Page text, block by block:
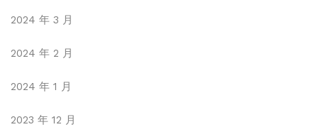
2024 年 3 月
2024 年 2 月
2024 年 1 月
2023 年 12 月